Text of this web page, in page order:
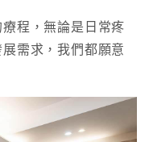
程，無論是日常疼
需求，我們都願意